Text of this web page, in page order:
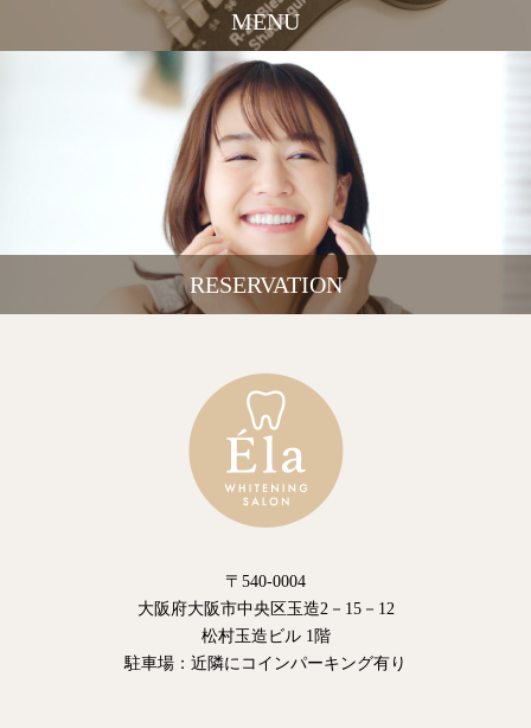
MENU
RESERVATION
〒540-0004
大阪府大阪市中央区玉造2－15－12
松村玉造ビル 1階
駐車場：近隣にコインパーキング有り